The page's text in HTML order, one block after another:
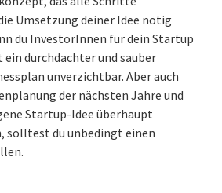
Umsetzung deiner Idee nötig
du InvestorInnen für dein Startup
durchdachter und sauber
unverzichtbar. Aber auch
der nächsten Jahre und
Startup-Idee überhaupt
solltest du unbedingt einen